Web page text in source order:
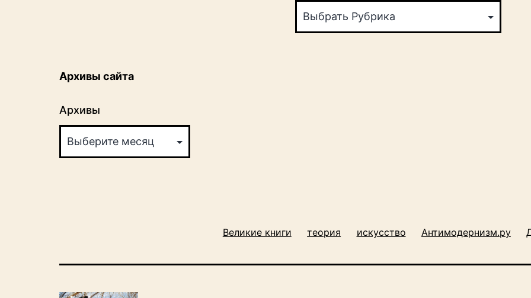
Архивы сайта
Архивы
Великие книги теория искусство Антимодернизм.ру